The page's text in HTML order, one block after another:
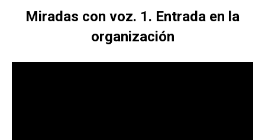
Miradas con voz. 1. Entrada en la
organización